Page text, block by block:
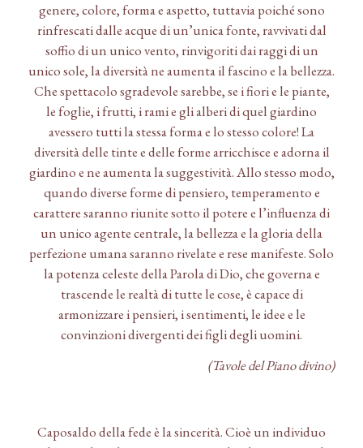
genere, colore, forma e aspetto, tuttavia poiché sono
rinfrescati dalle acque di un’unica fonte, ravvivati dal
soffio di un unico vento, rinvigoriti dai raggi di un
unico sole, la diversità ne aumenta il fascino e la bellezza.
Che spettacolo sgradevole sarebbe, se i fiori e le piante,
le foglie, i frutti, i rami e gli alberi di quel giardino
avessero tutti la stessa forma e lo stesso colore! La
diversità delle tinte e delle forme arricchisce e adorna il
giardino e ne aumenta la suggestività. Allo stesso modo,
quando diverse forme di pensiero, temperamento e
carattere saranno riunite sotto il potere e l’influenza di
un unico agente centrale, la bellezza e la gloria della
perfezione umana saranno rivelate e rese manifeste. Solo
la potenza celeste della Parola di Dio, che governa e
trascende le realtà di tutte le cose, è capace di
armonizzare i pensieri, i sentimenti, le idee e le
convinzioni divergenti dei figli degli uomini.
(Tavole del Piano divino)
Caposaldo della fede è la sincerità. Cioè un individuo